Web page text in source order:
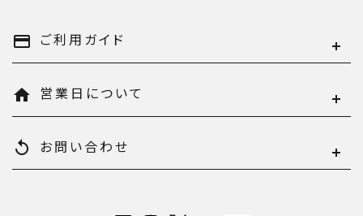
payment ご利用ガイド
home 営業日について
replay お問い合わせ